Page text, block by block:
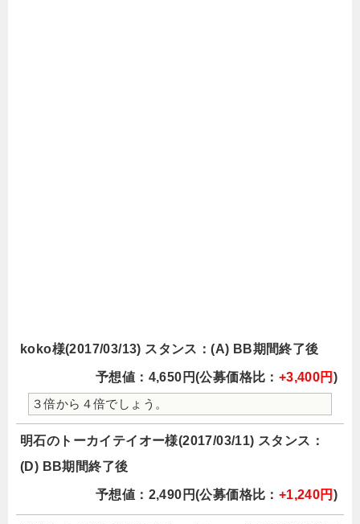
koko様(2017/03/13) スタンス：(A) BB期間終了後
予想値：4,650円(公募価格比： +3,400円 )
３倍から４倍でしょう。
明石のトーカイテイオー様(2017/03/11) スタンス：
(D) BB期間終了後
予想値：2,490円(公募価格比： +1,240円 )